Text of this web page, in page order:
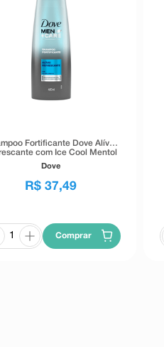
Fortificante Dove Alívio
com Ice Cool Mentol
400ml
Dove
R$ 37,49
Comprar